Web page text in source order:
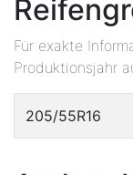
Für exakte
Produktionsjahr
205/55R16